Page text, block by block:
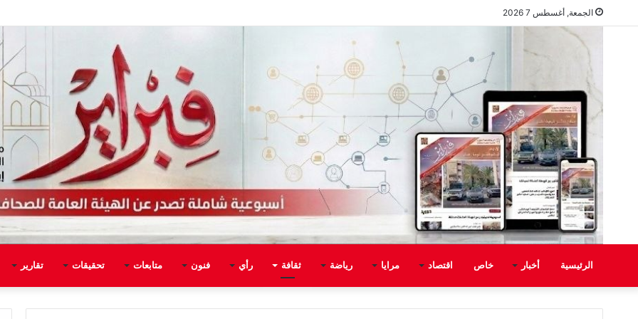
الجمعة, أغسطس 7 2026
الرئيسية أخبار خاص اقتصاد مرايا رياضة ثقافة رأي فنون متابعات تحقيقات تقارير